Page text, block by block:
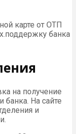
карте от ОТП
банка
на получение
банка. На сайте
и